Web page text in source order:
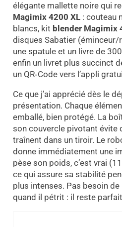
élégante mallette noire qui
Magimix 4200 XL: couteau
blancs, kit blender Magimix
disques Sabatier (éminceur/
une spatule et un livre de
enfin un livret plus succinct
un QR‑Code vers l’appli
Ce que j’ai apprécié dès le
présentation. Chaque
emballé, bien protégé. La
son couvercle pivotant évite
traînent dans un tiroir. Le
donne immédiatement une
pèse son poids, c’est vrai
ce qui assure sa stabilité
plus intenses. Pas besoin
quand il pétrit : il reste